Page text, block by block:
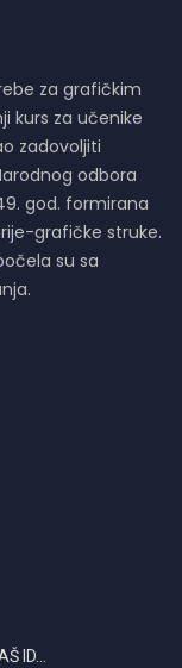
za grafičkim
kurs za učenike
zadovoljiti
odbora
god. formirana
grafičke struke.
su sa
ID…